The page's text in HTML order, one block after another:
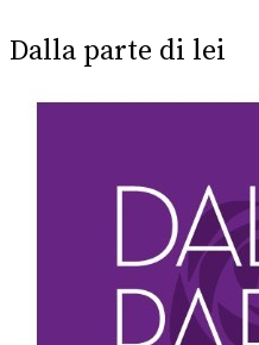
Dalla parte di lei